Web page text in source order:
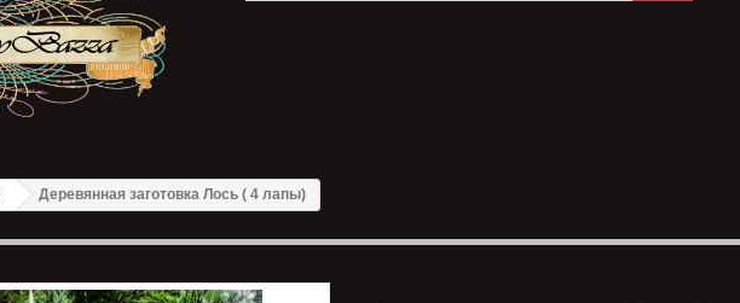
Деревянная заготовка Лось ( 4 лапы)